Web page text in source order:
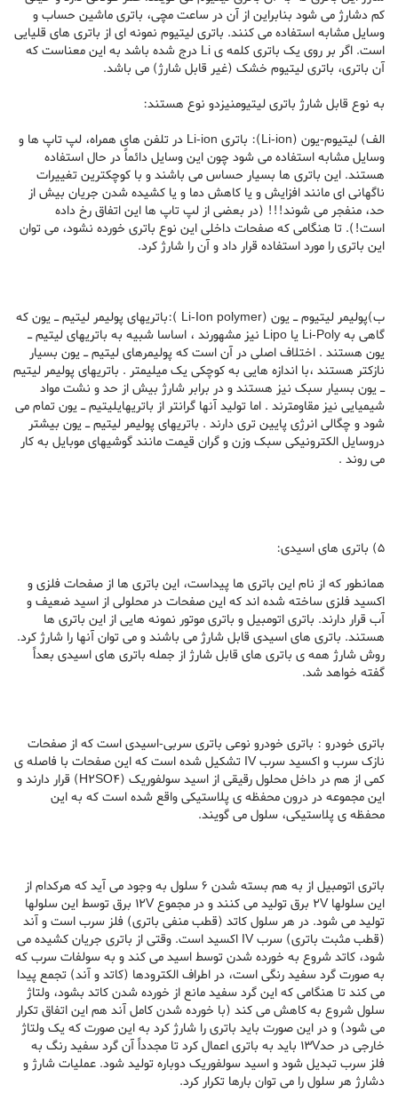
کم دشارژ می شود بنابراین از آن در ساعت مچی، باتری ماشین حساب و
وسایل مشابه استفاده می کنند. باتری لیتیوم نمونه ای از باتری های قلیایی
است. اگر بر روی یک باتری کلمه ی Li درج شده باشد به این معناست که
آن باتری، باتری لیتیوم خشک (غیر قابل شارژ) می باشد.
به نوع قابل شارژ باتری لیتیومنیزدو نوع هستند:
الف) لیتیوم-یون (Li-ion): باتری Li-ion در تلفن های همراه، لپ تاپ ها و
وسایل مشابه استفاده می شود چون این وسایل دائماً در حال استفاده
هستند. این باتری ها بسیار حساس می باشند و با کوچکترین تغییرات
ناگهانی ای مانند افزایش و یا کاهش دما و یا کشیده شدن جریان بیش از
حد، منفجر می شوند!!! (در بعضی از لپ تاپ ها این اتفاق رخ داده
است!). تا هنگامی که صفحات داخلی این نوع باتری خورده نشود، می توان
این باتری را مورد استفاده قرار داد و آن را شارژ کرد.
ب)پولیمر لیتیوم ـ یون (Li-Ion polymer ):باتریهای پولیمر لیتیم ـ یون که
گاهی به Li-Poly یا Lipo نیز مشهورند ، اساسا شبیه به باتریهای لیتیم ـ
یون هستند . اختلاف اصلی در آن است که پولیمرهای لیتیم ـ یون بسیار
نازکتر هستند ،با اندازه هایی به کوچکی یک میلیمتر . باتریهای پولیمر لیتیم
ـ یون بسیار سبک نیز هستند و در برابر شارژ بیش از حد و نشت مواد
شیمیایی نیز مقاومترند . اما تولید آنها گرانتر از باتریهایلیتیم ـ یون تمام می
شود و چگالی انرژی پایین تری دارند . باتریهای پولیمر لیتیم ـ یون بیشتر
دروسایل الکترونیکی سبک وزن و گران قیمت مانند گوشیهای موبایل به کار
می روند .
5) باتری های اسیدی:
همانطور که از نام این باتری ها پیداست، این باتری ها از صفحات فلزی و
اکسید فلزی ساخته شده اند که این صفحات در محلولی از اسید ضعیف و
آب قرار دارند. باتری اتومبیل و باتری موتور نمونه هایی از این باتری ها
هستند. باتری های اسیدی قابل شارژ می باشند و می توان آنها را شارژ کرد.
روش شارژ همه ی باتری های قابل شارژ از جمله باتری های اسیدی بعداً
گفته خواهد شد.
باتری خودرو : باتری خودرو نوعی باتری سربی-اسیدی است که از صفحات
نازک سرب و اکسید سرب IV تشکیل شده است که این صفحات با فاصله ی
کمی از هم در داخل محلول رقیقی از اسید سولفوریک (H2SO4) قرار دارند و
این مجموعه در درون محفظه ی پلاستیکی واقع شده است که به این
محفظه ی پلاستیکی، سلول می گویند.
باتری اتومبیل از به هم بسته شدن 6 سلول به وجود می آید که هرکدام از
این سلولها 2V برق تولید می کنند و در مجموع 12V برق توسط این سلولها
تولید می شود. در هر سلول کاتد (قطب منفی باتری) فلز سرب است و آند
(قطب مثبت باتری) سرب IV اکسید است. وقتی از باتری جریان کشیده می
شود، کاتد شروع به خورده شدن توسط اسید می کند و به سولفات سرب که
به صورت گرد سفید رنگی است، در اطراف الکترودها (کاتد و آند) تجمع پیدا
می کند تا هنگامی که این گرد سفید مانع از خورده شدن کاتد بشود، ولتاژ
سلول شروع به کاهش می کند (با خورده شدن کامل آند هم این اتفاق تکرار
می شود) و در این صورت باید باتری را شارژ کرد به این صورت که یک ولتاژ
خارجی در حد13V باید به باتری اعمال کرد تا مجدداً آن گرد سفید رنگ به
فلز سرب تبدیل شود و اسید سولفوریک دوباره تولید شود. عملیات شارژ و
دشارژ هر سلول را می توان بارها تکرار کرد.